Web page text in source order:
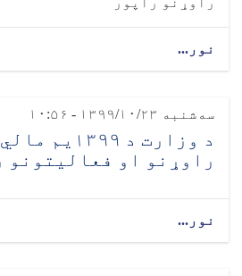
نور...
سه‌شنبه ۱۳۹۹/۱۰/۲۳ - ۱۰:۵۶
د وزارت د
راوړنو او فعالیتونو
نور...